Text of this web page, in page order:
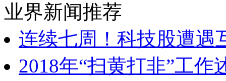
业界新闻推荐
连续七周！科技股遭遇
2018年“扫黄打非”工